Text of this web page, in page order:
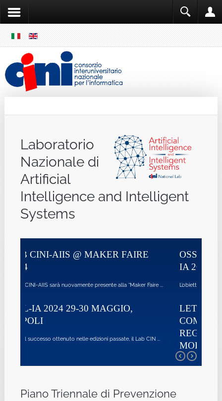
MENU
Laboratorio
Nazionale di
Artificial
Intelligence and Intelligent
Systems
FAIRE
alla “Maker Faire ...
il Lab CIN ...
OSSERVATORIO SULLA RICERCA
L’obiettivo di questo documento è di fornire un quadro
LETTERA APERTA DELLA
COMUNITÀ SCIENTIFICA PER LA
REGOLAMENTAZIONE DEI
MODELLI GENERATIVI NELL’AI
Piano Triennale di Prevenzione